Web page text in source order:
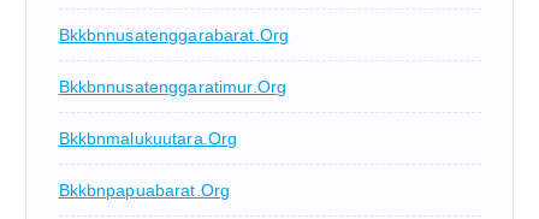
Bkkbnnusatenggarabarat.org
Bkkbnnusatenggaratimur.org
Bkkbnmalukuutara.org
Bkkbnpapuabarat.org